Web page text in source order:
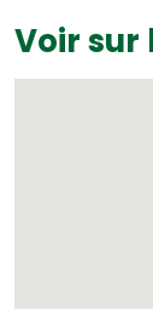
Voir sur